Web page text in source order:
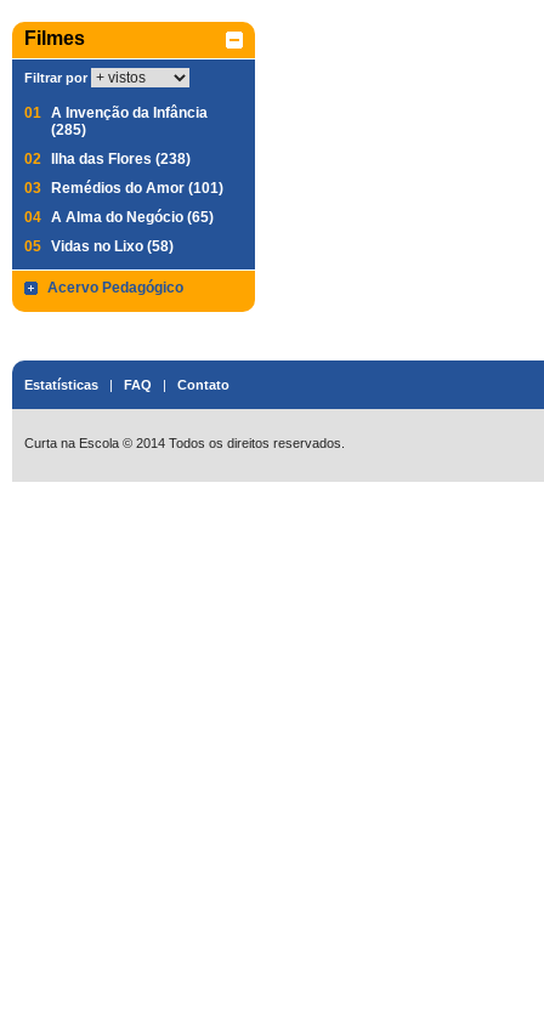
Filmes
Filtrar por
01 A Invenção da Infância
(285)
02
Ilha das Flores (238)
03
Remédios do Amor (101)
04 A Alma do Negócio (65)
05 Vidas no Lixo (58)
Acervo Pedagógico
Estatísticas | FAQ | Contato
Curta na Escola © 2014 Todos os direitos reservados.